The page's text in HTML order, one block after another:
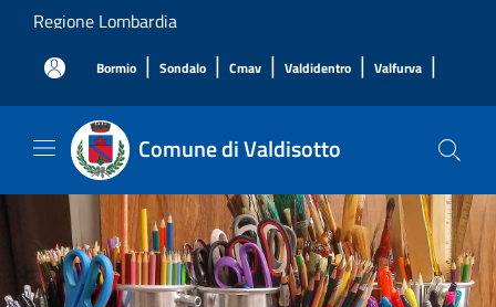
Salta al contenuto principale
Regione Lombardia
Bormio | Sondalo | Cmav | Valdidentro | Valfurva |
Comune di Valdisotto